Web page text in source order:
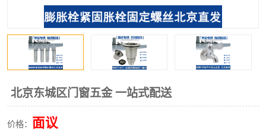
北京东城区门窗五金 一站式配送
价格： 面议